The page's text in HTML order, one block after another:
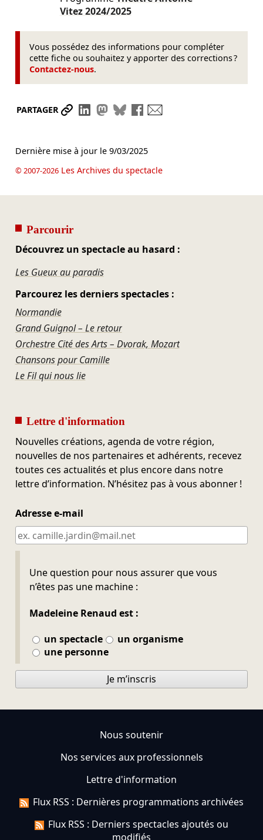
Vitez2024/2025
Vous possédez des informations pour compléter
cette fiche ou souhaitez y apporter des corrections ?
Contactez-nous.
PARTAGER Partager le lien
Partager sur LinkedIn
Partager sur Mastodon
Partager sur Bluesky
Partager sur Facebook
Dernière mise à jour le 9/03/2025
© 2007-2026Les Archives du spectacle
Parcourir
Découvrez un spectacle au hasard :
Les Gueux au paradis
Parcourez les derniers spectacles :
Normandie
Grand Guignol – Le retour
Orchestre Cité des Arts – Dvorak, Mozart
Chansons pour Camille
Le Fil qui nous lie
Lettre d'information
Nouvelles créations, agenda de votre région,
nouvelles de nos partenaires et adhérents, recevez
toutes ces actualités et plus encore dans notre
lettre d’information. N’hésitez pas à vous abonner !
Adresse e-mail
Une question pour nous assurer que vous
n’êtes pas une machine :
Madeleine Renaud est :
un spectacle
un organisme
une personne
Ne pas remplir
Je m’inscris
Nous soutenir
Nos services aux professionnels
Lettre d'information
Flux RSS : Dernières programmations archivées
Flux RSS : Derniers spectacles ajoutés ou
modifiés